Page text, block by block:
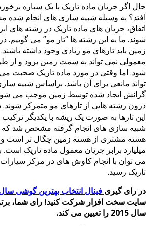
حال اگر جریان ماده تاریک با یک سیاره
افتد؟ به وسیله شبیه سازی های انجام
اتفاق، جریان های ماده تاریک در رشته های
شوند. ما به این رشته ها “تار مو” می گوییم.
زمین باید تارهای مو زیادی وجود داشته
معمولی نمی تواند به سمت زمین برود و از
شود. اما وقتی در مورد ماده تاریک صحبت
تواند مانعی برای آن باشد. براساس شبیه
گرانش ایجاد شده توسط زمین موجب می شود
درون رشته هایی از تارهای مو متمرکز
این تارها به صورت یک ریشه با یکدیگر
شبیه سازی های انجام گرفته مشخص شد که
میلیارد برابر جریان معمول ماده تاریک است.
می توان با انجام کاوش های در مرکز
تاریک رسید.
در رای گیری فینال انتخاب بهترین گوشی
سایت سخت افزار شرکت کنید! رای شما،
سال 2015 را تعیین می کند.